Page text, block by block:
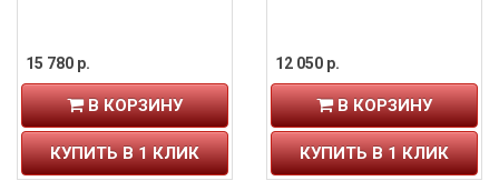
15 780 р.
В КОРЗИНУ
КУПИТЬ В 1 КЛИК
12 050 р.
В КОРЗИНУ
КУПИТЬ В 1 КЛИК